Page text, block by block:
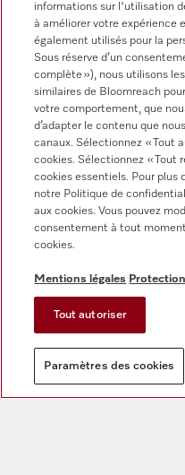
Référence client
Jil Sander, Fahrenheit,
que derrière ces
une entreprise de
Aujourd'hui, Symrise
mondial dans le
saveurs.
En savoir plus
informations sur l'utilisation
à améliorer votre expérience
également utilisés pour la
Sous réserve d’un
complète »), nous utilisons
similaires de Bloomreach
votre comportement, que
d’adapter le contenu que
canaux. Sélectionnez « Tout
cookies. Sélectionnez « Tout
cookies essentiels. Pour plus
notre Politique de
aux cookies. Vous pouvez
consentement à tout
cookies.
Mentions légales
Tout autoriser
Paramètres des cookies